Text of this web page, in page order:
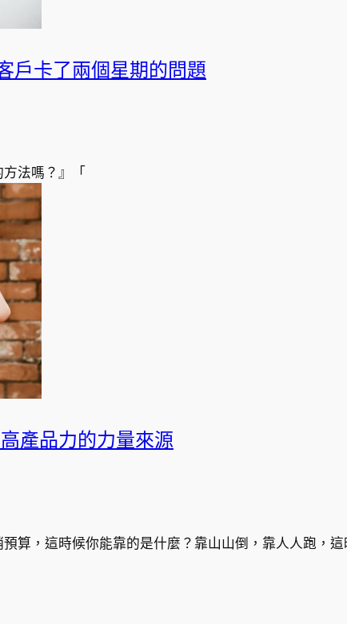
戶卡了兩個星期的問題
法嗎？』「
產品力的力量來源
算，這時候你能靠的是什麼？靠山山倒，靠人人跑，